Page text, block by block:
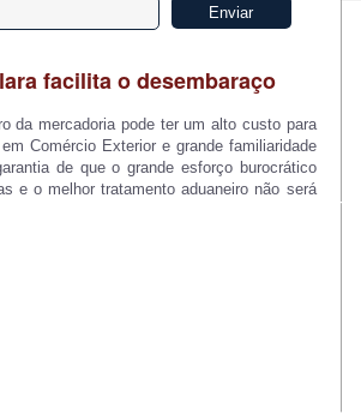
facilita o desembaraço
da mercadoria pode ter um alto custo para
Comércio Exterior e grande familiaridade
de que o grande esforço burocrático
e o melhor tratamento aduaneiro não será